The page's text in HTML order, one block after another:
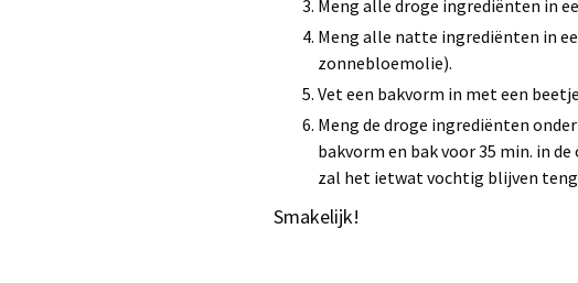
Meng alle droge ingrediënten in
Meng alle natte ingrediënten in
zonnebloemolie).
Vet een bakvorm in met een
Meng de droge ingrediënten
bakvorm en bak voor 35 min. in
zal het ietwat vochtig blijven
Smakelijk!